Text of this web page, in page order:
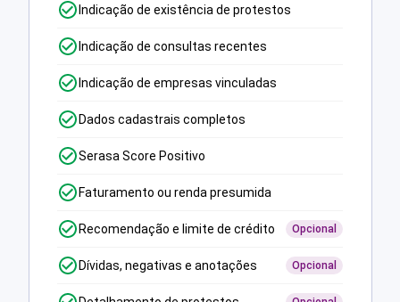
Indicação de existência de protestos
Indicação de consultas recentes
Indicação de empresas vinculadas
Dados cadastrais completos
Serasa Score Positivo
Faturamento ou renda presumida
Recomendação e limite de crédito Opcional
Dívidas, negativas e anotações Opcional